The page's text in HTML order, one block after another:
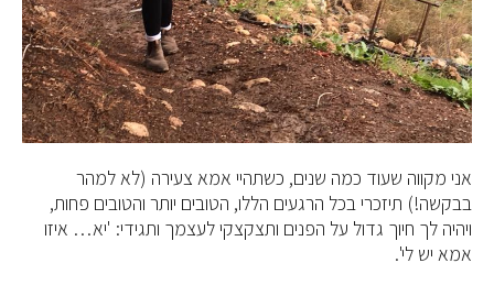
אני מקווה שעוד כמה שנים, כשתהיי אמא צעירה (לא למהר
בבקשה!) תיזכרי בכל הרגעים הללו, הטובים יותר והטובים פחות,
ויהיה לך חיוך גדול על הפנים ותצקצקי לעצמך ותגידי: 'יא… איזו
אמא יש לי'.